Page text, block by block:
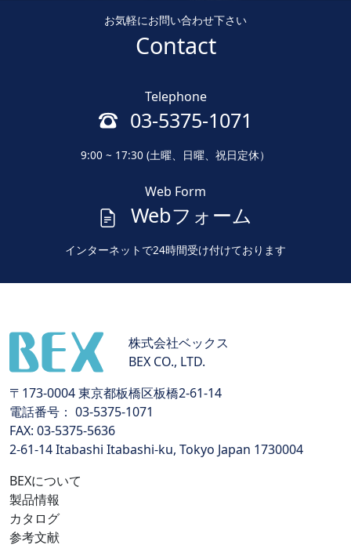
お気軽にお問い合わせ下さい
Contact
Telephone
03-5375-1071
9:00 ~ 17:30 (土曜、日曜、祝日定休）
Web Form
Webフォーム
インターネットで24時間受け付けております
株式会社ベックス
BEX CO., LTD.
〒173-0004 東京都板橋区板橋2-61-14
電話番号： 03-5375-1071
FAX: 03-5375-5636
2-61-14 Itabashi Itabashi-ku, Tokyo Japan 1730004
BEXについて
製品情報
カタログ
参考文献